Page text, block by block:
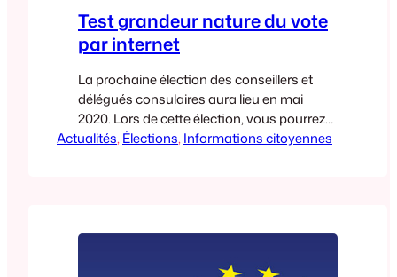
Test grandeur nature du vote
par internet
La prochaine élection des conseillers et
délégués consulaires aura lieu en mai
2020. Lors de cette élection, vous pourrez
(sous réserve de confirmation) voter par
voter sans aucune…
Actualités, Élections, Informations citoyennes